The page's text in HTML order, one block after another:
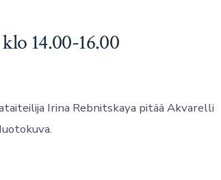
14.00-16.00
Irina Rebnitskaya pitää Akvarelli